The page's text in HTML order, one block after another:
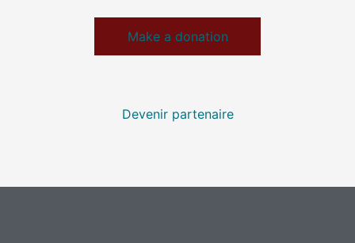
Make a donation
Devenir partenaire